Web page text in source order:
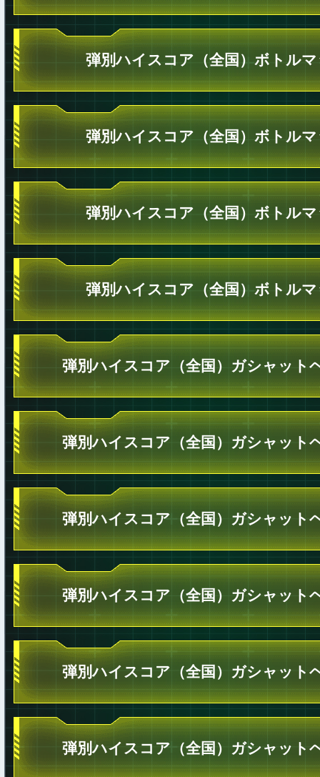
弾別ハイスコア（全国）ボトル
弾別ハイスコア（全国）ボトル
弾別ハイスコア（全国）ボトル
弾別ハイスコア（全国）ボトル
弾別ハイスコア（全国）ガシャット
弾別ハイスコア（全国）ガシャット
弾別ハイスコア（全国）ガシャット
弾別ハイスコア（全国）ガシャット
弾別ハイスコア（全国）ガシャット
弾別ハイスコア（全国）ガシャット